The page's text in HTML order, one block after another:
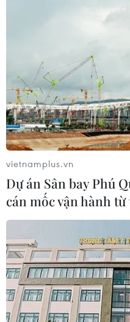
Giá dầu thế giới
năm liên tiếp
17/06/2021 03:09
Khép phiên này, giá dầu
(0,5%) lên 74,39 USD/
tháng 4/2019, và là
vietnamplus.vn
Dự án Sân bay Phú
cán mốc vận hành từ